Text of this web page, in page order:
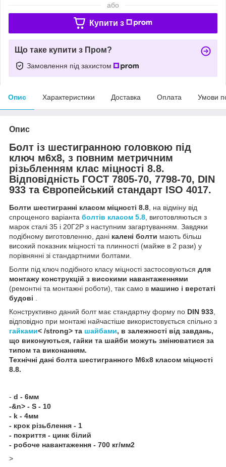
або
Купити з
Що таке купити з Пром?
Замовлення під захистом
Опис Характеристики Доставка Оплата Умови
Опис
Болт із шестигранною головкою під
ключ м6х8, з повним метричним
різьбленням клас міцності 8.8.
Відповідність ГОСТ 7805-70, 7798-70, DIN
933 та Європейський стандарт ISO 4017.
Болти шестигранні класом міцності 8.8, на відміну від
спрощеного варіанта болтів класом 5.8, виготовляються з
марок сталі 35 і 20Г2Р з наступним загартуванням. Завдяки
подібному виготовленню, дані калені болти мають більш
високий показник міцності та плинності (майже в 2 рази) у
порівнянні зі стандартними болтами.
Болти під ключ подібного класу міцності застосовуються для
монтажу конструкцій з високими навантаженнями
(ремонтні та монтажні роботи), так само в машино і верстаті
будові .
Конструктивно даний болт має стандартну форму по DIN 933,
відповідно при монтажі найчастіше використовується спільно з
гайками< /strong> та шайбами, в залежності від завдань,
що виконуються, гайки та шайби можуть змінюватися за
типом та виконанням.
Технічні дані болта шестигранного М6х8 класом міцності
8.8.
- d - 6мм
-&n> - S - 10
- k - 4мм
- крок різьблення - 1
- покриття - цинк білий
- робоче навантаження - 700 кг/мм2
>